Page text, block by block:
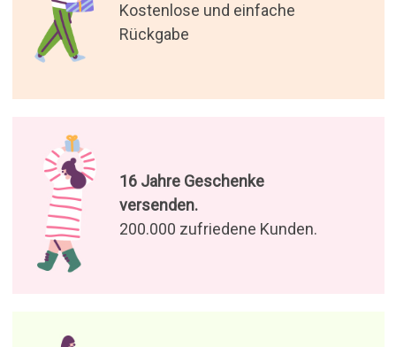
Kostenlose und einfache
Rückgabe
16 Jahre Geschenke
versenden.
200.000 zufriedene Kunden.